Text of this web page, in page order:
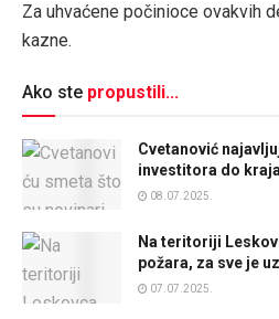
Za uhvaćene počinioce ovakvih
kazne.
Ako ste propustili...
Cvetanović
investitora do
08.07.2025.
Na teritoriji
požara, za sve je
07.07.2025.